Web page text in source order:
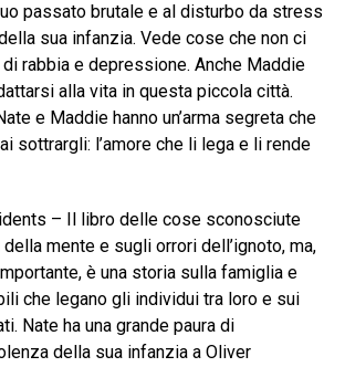
passato brutale e al disturbo da stress
sua infanzia. Vede cose che non ci
di rabbia e depressione. Anche Maddie
alla vita in questa piccola città.
e Maddie hanno un’arma segreta che
sottrargli: l’amore che li lega e li rende
– Il libro delle cose sconosciute
mente e sugli orrori dell’ignoto, ma,
è una storia sulla famiglia e
che legano gli individui tra loro e sui
Nate ha una grande paura di
della sua infanzia a Oliver